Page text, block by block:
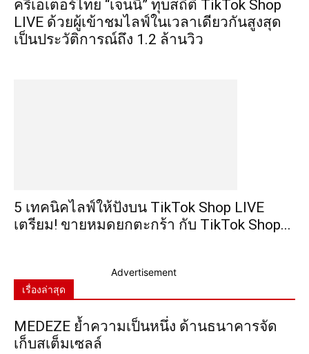
ครีเอเตอร์ไทย “เจนนี่” ทุบสถิติ TikTok Shop
LIVE ด้วยผู้เข้าชมไลฟ์ในเวลาเดียวกันสูงสุด
เป็นประวัติการณ์ถึง 1.2 ล้านวิว
5 เทคนิคไลฟ์ให้ปังบน TikTok Shop LIVE
เตรียม! ขายหมดยกตะกร้า กับ TikTok Shop...
Advertisement
เรื่องล่าสุด
MEDEZE ย้ำความเป็นหนึ่ง ด้านธนาคารจัด
เก็บสเต็มเซลล์